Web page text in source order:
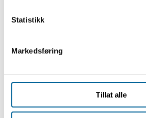
Statistikk
Markedsføring
Tillat alle
Registrer deg her